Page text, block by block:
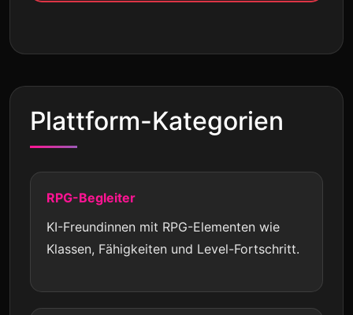
Plattform-Kategorien
RPG-Begleiter
KI-Freundinnen mit RPG-Elementen wie
Klassen, Fähigkeiten und Level-Fortschritt.